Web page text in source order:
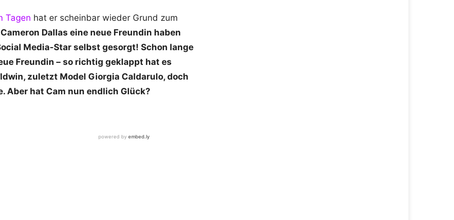
Tagen hat er scheinbar wieder Grund zum
Dallas eine neue Freundin haben
Media-Star selbst gesorgt! Schon lange
Freundin – so richtig geklappt hat es
zuletzt Model Giorgia Caldarulo, doch
Aber hat Cam nun endlich Glück?